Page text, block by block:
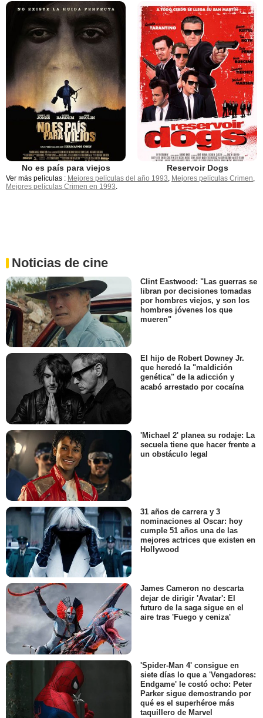
No es país para viejos Reservoir Dogs
Ver más películas : Mejores películas del año 1993, Mejores películas Crimen,
Mejores películas Crimen en 1993.
Noticias de cine
Clint Eastwood: "Las guerras se
libran por decisiones tomadas
por hombres viejos, y son los
hombres jóvenes los que
mueren"
El hijo de Robert Downey Jr.
que heredó la "maldición
genética" de la adicción y
acabó arrestado por cocaína
'Michael 2' planea su rodaje: La
secuela tiene que hacer frente a
un obstáculo legal
31 años de carrera y 3
nominaciones al Oscar: hoy
cumple 51 años una de las
mejores actrices que existen en
Hollywood
James Cameron no descarta
dejar de dirigir 'Avatar': El
futuro de la saga sigue en el
aire tras 'Fuego y ceniza'
'Spider-Man 4' consigue en
siete días lo que a 'Vengadores:
Endgame' le costó ocho: Peter
Parker sigue demostrando por
qué es el superhéroe más
taquillero de Marvel